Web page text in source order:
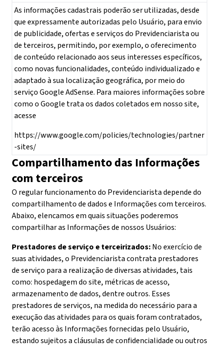
As informações cadastrais poderão ser utilizadas, desde
que expressamente autorizadas pelo Usuário, para envio
de publicidade, ofertas e serviços do Previdenciarista ou
de terceiros, permitindo, por exemplo, o oferecimento
de conteúdo relacionado aos seus interesses específicos,
como novas funcionalidades, conteúdo individualizado e
adaptado à sua localização geográfica, por meio do
serviço Google AdSense. Para maiores informações sobre
como o Google trata os dados coletados em nosso site,
acesse
https://www.google.com/policies/technologies/partner
-sites/
Compartilhamento das Informações
com terceiros
O regular funcionamento do Previdenciarista depende do
compartilhamento de dados e Informações com terceiros.
Abaixo, elencamos em quais situações poderemos
compartilhar as Informações de nossos Usuários:
Prestadores de serviço e terceirizados:No exercício de
suas atividades, o Previdenciarista contrata prestadores
de serviço para a realização de diversas atividades, tais
como: hospedagem do site, métricas de acesso,
armazenamento de dados, dentre outros. Esses
prestadores de serviços, na medida do necessário para a
execução das atividades para os quais foram contratados,
terão acesso às Informações fornecidas pelo Usuário,
estando sujeitos a cláusulas de confidencialidade ou outros